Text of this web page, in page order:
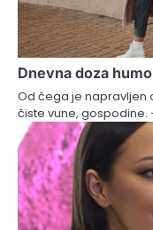
Dnevna doza
Od čega je napravljen
čiste vune, gospodine.